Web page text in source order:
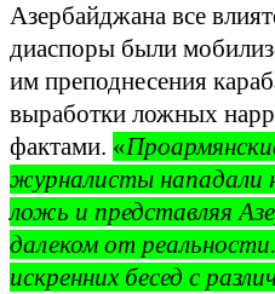
Азербайджана все
диаспоры были
им преподнесения
выработки ложных
фактами. «
журналисты нападали
ложь и представляя
далеком от
искренних бесед с